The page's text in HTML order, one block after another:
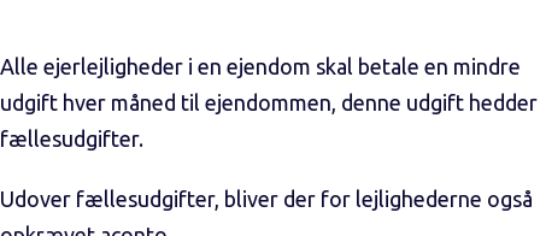
Alle ejerlejligheder i en ejendom skal betale en mindre
udgift hver måned til ejendommen, denne udgift hedder
fællesudgifter.
Udover fællesudgifter, bliver der for lejlighederne også